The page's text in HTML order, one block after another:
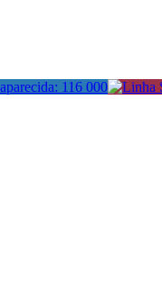
116 000